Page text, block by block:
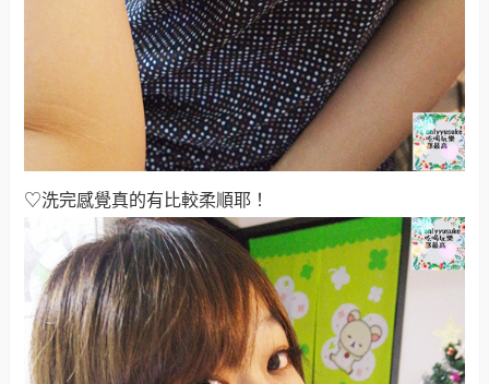
♡洗完感覺真的有比較柔順耶！